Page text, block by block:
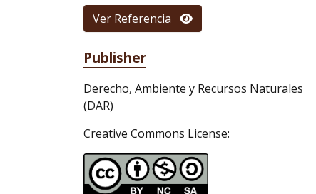
Ver Referencia
Publisher
Derecho, Ambiente y Recursos Naturales
(DAR)
Creative Commons License: